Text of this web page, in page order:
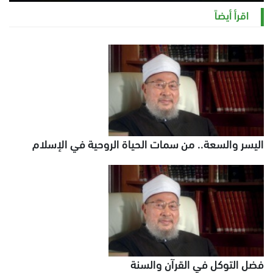
السبت 8 أغسطس 2026 11:21 ص
اقرأ أيضاً
اليسر والسعة.. من سمات الحياة الروحية في الإسلام
فضل التوكل في القرآن والسنة